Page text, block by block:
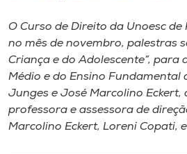
A
Internacionalização
I.nova
O Curso de Direito da Unoesc
no mês de novembro, palestras
Criança e do Adolescente”, para
Médio e do Ensino Fundamental
Junges e José Marcolino Eckert,
professora e assessora de
Marcolino Eckert, Loreni Copati,